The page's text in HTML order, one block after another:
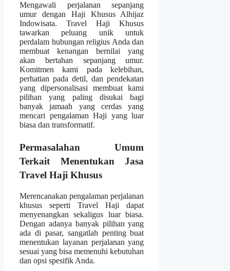
Mengawali perjalanan sepanjang
umur dengan Haji Khusus Alhijaz
Indowisata. Travel Haji Khusus
tawarkan peluang unik untuk
perdalam hubungan religius Anda dan
membuat kenangan bernilai yang
akan bertahan sepanjang umur.
Komitmen kami pada kelebihan,
perhatian pada detil, dan pendekatan
yang dipersonalisasi membuat kami
pilihan yang paling disukai bagi
banyak jamaah yang cerdas yang
mencari pengalaman Haji yang luar
biasa dan transformatif.
Permasalahan Umum
Terkait Menentukan Jasa
Travel Haji Khusus
Merencanakan pengalaman perjalanan
khusus seperti Travel Haji dapat
menyenangkan sekaligus luar biasa.
Dengan adanya banyak pilihan yang
ada di pasar, sangatlah penting buat
menentukan layanan perjalanan yang
sesuai yang bisa memenuhi kebutuhan
dan opsi spesifik Anda.